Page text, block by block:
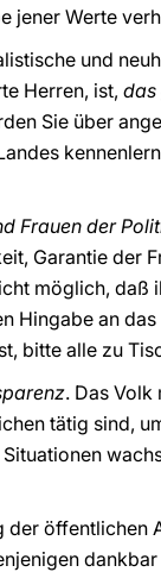
jener Werte
und
Herren, ist, das
Sie über
Frauen der
Garantie der
möglich, daß
Hingabe an
bitte alle zu
. Das Volk
tätig sind,
öffentlichen